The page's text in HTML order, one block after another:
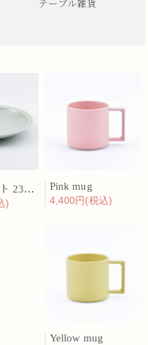
テーブル雑貨
リムプレート 23cm 呉須散
)
Pink mug
4,400円(税込)
Yellow mug